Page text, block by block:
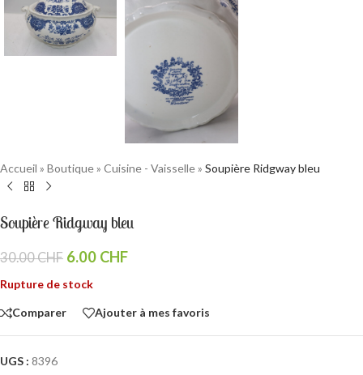
Accueil » Boutique» Cuisine - Vaisselle» Soupière Ridgway bleu
Soupière Ridgway bleu
30.00CHF 6.00 CHF
Rupture de stock
Comparer Ajouter à mes favoris
UGS : 8396